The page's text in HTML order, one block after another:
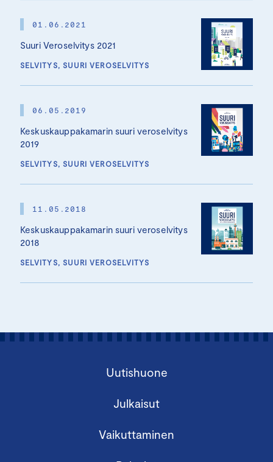
01.06.2021
Suuri Veroselvitys 2021
SELVITYS, SUURI VEROSELVITYS
06.05.2019
Keskuskauppakamarin suuri veroselvitys
2019
SELVITYS, SUURI VEROSELVITYS
11.05.2018
Keskuskauppakamarin suuri veroselvitys
2018
SELVITYS, SUURI VEROSELVITYS
Uutishuone
Julkaisut
Vaikuttaminen